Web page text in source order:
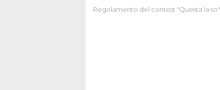
Regolamento del contest "Questa la so"